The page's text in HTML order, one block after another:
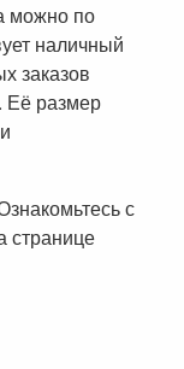
можно по
наличный
заказов
Её размер
с
странице